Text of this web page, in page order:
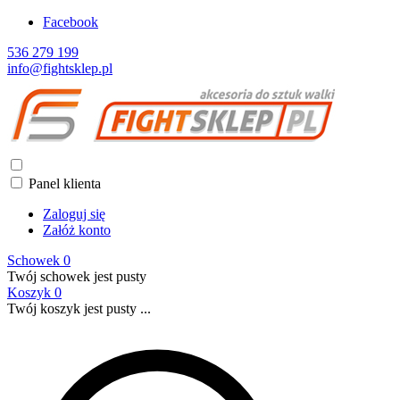
Facebook
536 279 199
info@fightsklep.pl
Panel klienta
Zaloguj się
Załóż konto
Schowek 0
Twój schowek jest pusty
Koszyk 0
Twój koszyk jest pusty ...